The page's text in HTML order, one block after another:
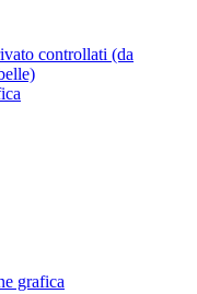
controllati (da
grafica